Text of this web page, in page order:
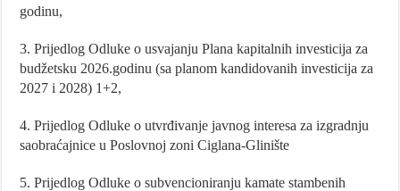
godinu,
3. Prijedlog Odluke o usvajanju Plana kapitalnih investicija za
budžetsku 2026.godinu (sa planom kandidovanih investicija za
2027 i 2028) 1+2,
4. Prijedlog Odluke o utvrđivanje javnog interesa za izgradnju
saobraćajnice u Poslovnoj zoni Ciglana-Glinište
5. Prijedlog Odluke o subvencioniranju kamate stambenih